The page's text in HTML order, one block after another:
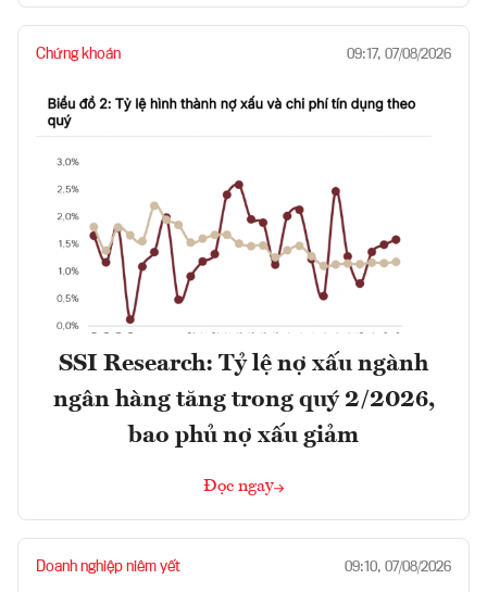
Chứng khoán 09:17, 07/08/2026
SSI Research: Tỷ lệ nợ xấu ngành
ngân hàng tăng trong quý 2/2026,
bao phủ nợ xấu giảm
Đọc ngay
Doanh nghiệp niêm yết 09:10, 07/08/2026